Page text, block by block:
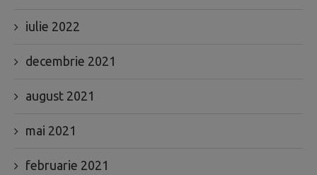
iulie 2022
decembrie 2021
august 2021
mai 2021
februarie 2021